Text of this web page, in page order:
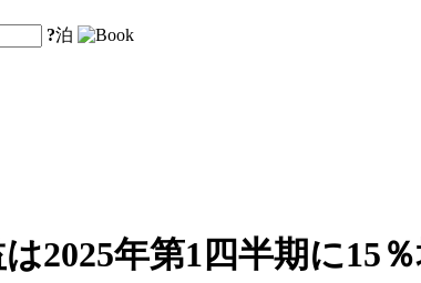
?泊
2025年第1四半期に15